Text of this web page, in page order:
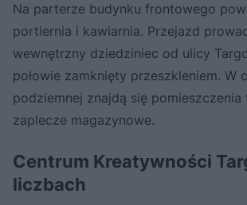
Na parterze budynku frontowego
portiernia i kawiarnia. Przejazd
wewnętrzny dziedziniec od ulicy
połowie zamknięty przeszkleniem. W
podziemnej znajdą się pomieszczenia
zaplecze magazynowe.
Centrum Kreatywności
liczbach